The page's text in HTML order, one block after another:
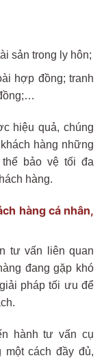
sản trong ly hôn;
hợp đồng; tranh
hiệu quả, chúng
hàng những
bảo vệ tối đa
hàng.
hàng cá nhân,
tư vấn liên quan
đang gặp khó
pháp tối ưu để
hành tư vấn cụ
cách đầy đủ,